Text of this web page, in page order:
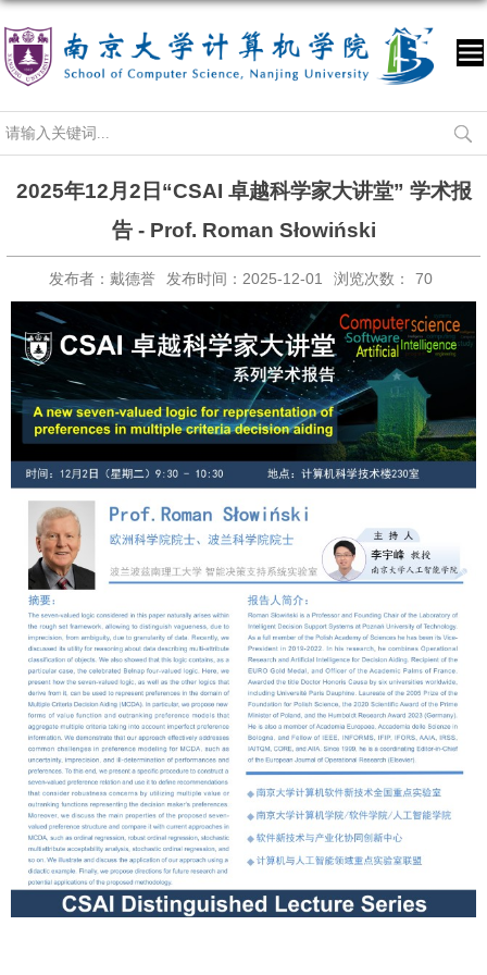
2025年12月2日“CSAI 卓越科学家大讲堂” 学术报
告 - Prof. Roman Słowiński
发布者：戴德誉 发布时间：2025-12-01 浏览次数： 70